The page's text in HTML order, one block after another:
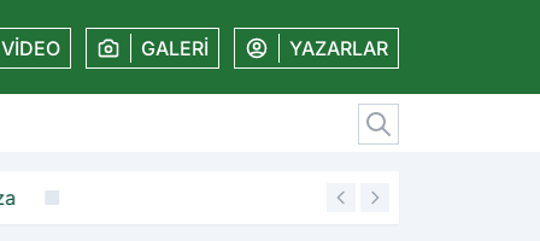
VİDEO GALERİ YAZARLAR
Amedspor'dan kaleye